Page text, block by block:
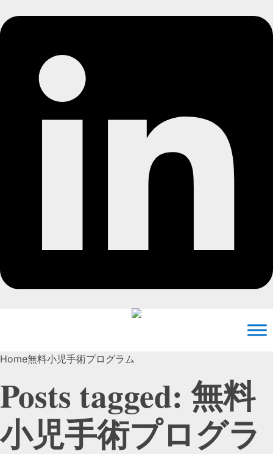
Home無料小児手術プログラム
Posts tagged: 無料
小児手術プログラ